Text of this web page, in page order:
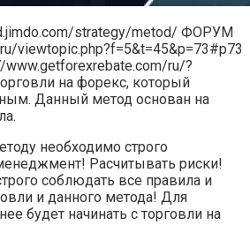
strategy/metod/ ФОРУМ
viewtopic.php?f=5&t=45&p=73#p73
www.getforexrebate.com/ru/?
на форекс, который
Данный метод основан на
необходимо строго
Расчитывать риски!
соблюдать все правила и
и данного метода! Для
будет начинать с торговли на